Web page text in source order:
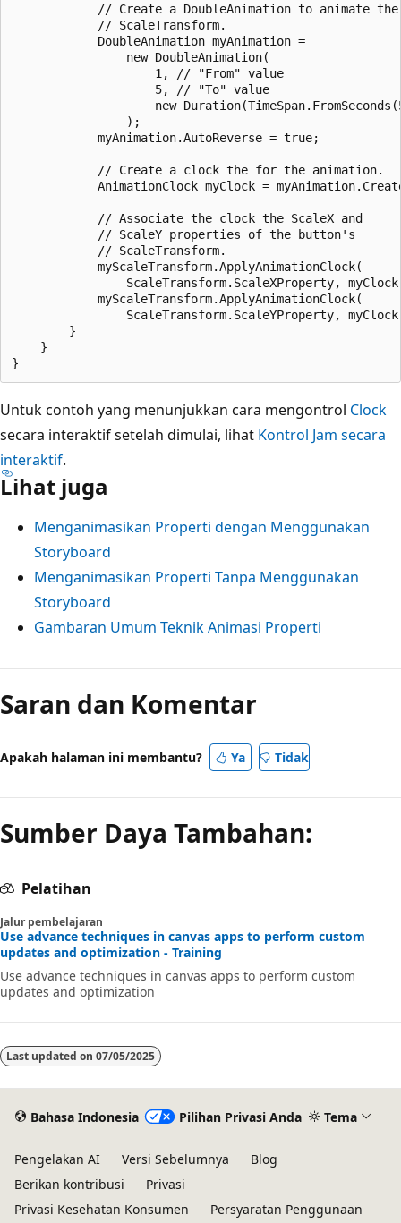
            // Create a DoubleAnimation to animate the
            // ScaleTransform.
            DoubleAnimation myAnimation =
                new DoubleAnimation(
                    1, // "From" value
                    5, // "To" value
new
                );
            myAnimation.AutoReverse = true;
            // Create a clock the for the animation.
AnimationClock myClock =
            // Associate the clock the ScaleX and
            // ScaleY properties of the button's
            // ScaleTransform.
            myScaleTransform.ApplyAnimationClock(
ScaleTransform.ScaleXProperty,
            myScaleTransform.ApplyAnimationClock(
ScaleTransform.ScaleYProperty,
        }
    }
Untuk contoh yang menunjukkan cara mengontrol Clock
secara interaktif setelah dimulai, lihat Kontrol Jam secara
interaktif.
Lihat juga
Menganimasikan Properti dengan Menggunakan
Storyboard
Menganimasikan Properti Tanpa Menggunakan
Storyboard
Gambaran Umum Teknik Animasi Properti
Mode
baca
dinonaktifkan
Saran dan Komentar
Apakah halaman ini membantu? Ya Tidak
Sumber Daya Tambahan:
Pelatihan
Jalur pembelajaran
Use advance techniques in canvas apps to perform custom
updates and optimization - Training
Use advance techniques in canvas apps to perform custom
updates and optimization
Last updated on 07/05/2025
Bahasa Indonesia Pilihan Privasi Anda Tema
Pengelakan AI Versi Sebelumnya
Blog
Berikan kontribusi
Privasi
Privasi Kesehatan Konsumen
Persyaratan Penggunaan